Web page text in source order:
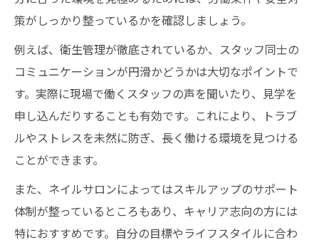
策がしっかり整っているかを確認しましょう。
例えば、衛生管理が徹底されているか、スタッフ同士の
コミュニケーションが円滑かどうかは大切なポイントで
す。実際に現場で働くスタッフの声を聞いたり、見学を
申し込んだりすることも有効です。これにより、トラブ
ルやストレスを未然に防ぎ、長く働ける環境を見つける
ことができます。
また、ネイルサロンによってはスキルアップのサポート
体制が整っているところもあり、キャリア志向の方には
特におすすめです。自分の目標やライフスタイルに合わ